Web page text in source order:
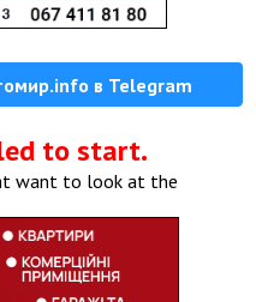
в Telegram
to start.
want to look at the